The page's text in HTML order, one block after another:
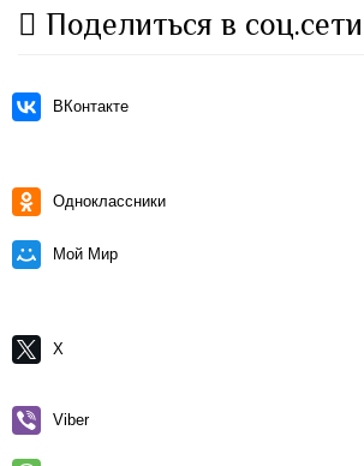
Поделиться в соц.сети
ВКонтакте
Одноклассники
Мой Мир
X
Viber